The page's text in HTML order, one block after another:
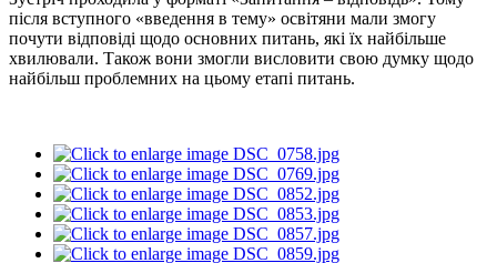
після вступного «введення в тему» освітяни мали змогу
почути відповіді щодо основних питань, які їх найбільше
хвилювали. Також вони змогли висловити свою думку щодо
найбільш проблемних на цьому етапі питань.